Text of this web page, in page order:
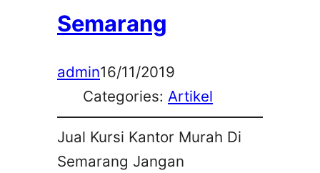
Semarang
admin16/11/2019
Categories: Artikel
Jual Kursi Kantor Murah Di
Semarang Jangan